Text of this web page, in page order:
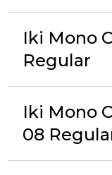
Iki Mono
Regular
Iki Mono
08